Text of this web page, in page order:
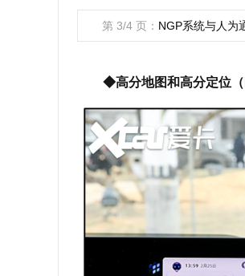
第 3/4 页： NGP系统与人为
◆高分地图和高分定位（